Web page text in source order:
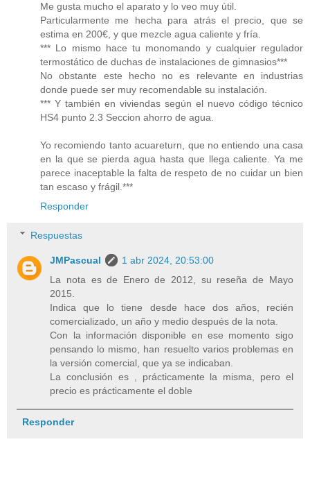
Me gusta mucho el aparato y lo veo muy útil.
Particularmente me hecha para atrás el precio, que se
estima en 200€, y que mezcle agua caliente y fría.
*** Lo mismo hace tu monomando y cualquier regulador
termostático de duchas de instalaciones de gimnasios***
No obstante este hecho no es relevante en industrias
donde puede ser muy recomendable su instalación.
*** Y también en viviendas según el nuevo código técnico
HS4 punto 2.3 Seccion ahorro de agua.
Yo recomiendo tanto acuareturn, que no entiendo una casa
en la que se pierda agua hasta que llega caliente. Ya me
parece inaceptable la falta de respeto de no cuidar un bien
tan escaso y frágil.***
Responder
Respuestas
JMPascual
1 abr 2024, 20:53:00
La nota es de Enero de 2012, su reseña de Mayo
2015.
Indica que lo tiene desde hace dos años, recién
comercializado, un año y medio después de la nota.
Con la información disponible en ese momento sigo
pensando lo mismo, han resuelto varios problemas en
la versión comercial, que ya se indicaban.
La conclusión es , prácticamente la misma, pero el
precio es prácticamente el doble
Responder